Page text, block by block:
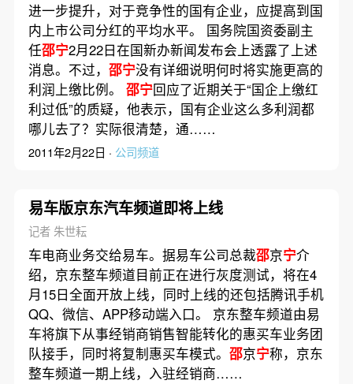
进一步提升，对于竞争性的国有企业，应提高到国
内上市公司分红的平均水平。 国务院国资委副主
任邵宁2月22日在国新办新闻发布会上透露了上述
消息。不过， 邵宁没有详细说明何时将实施更高的
利润上缴比例。 邵宁回应了近期关于“国企上缴红
利过低”的质疑，他表示，国有企业这么多利润都
哪儿去了？实际很清楚，通……
2011年2月22日 · 公司频道
易车版京东汽车频道即将上线
记者 朱世耘
车电商业务交给易车。据易车公司总裁邵京宁介
绍，京东整车频道目前正在进行灰度测试，将在4
月15日全面开放上线，同时上线的还包括腾讯手机
QQ、微信、APP移动端入口。 京东整车频道由易
车将旗下从事经销商销售智能转化的惠买车业务团
队接手，同时将复制惠买车模式。 邵京宁称，京东
整车频道一期上线，入驻经销商……